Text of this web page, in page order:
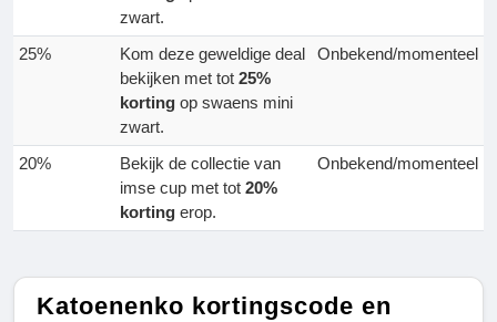
zwart.
25%
Kom deze geweldige deal
bekijken met tot 25%
korting op swaens mini
zwart.
Onbekend/momenteel
20%
Bekijk de collectie van
imse cup met tot 20%
korting erop.
Onbekend/momenteel
Katoenenko kortingscode en